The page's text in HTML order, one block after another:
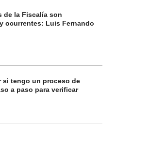
de la Fiscalía son
ocurrentes: Luis Fernando
si tengo un proceso de
a paso para verificar